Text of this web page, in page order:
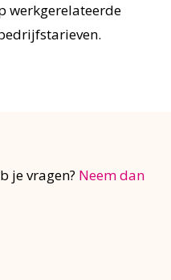
werkgerelateerde
je vragen? Neem dan